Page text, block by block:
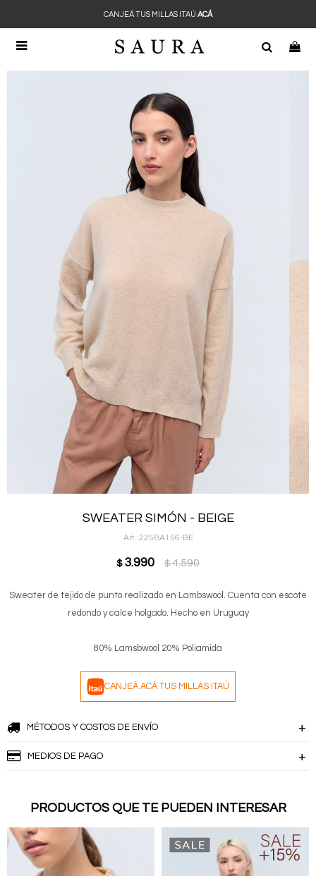

CANJEÁ TUS MILLAS ITAÚ ACÁ
SWEATER SIMÓN - BEIGE
225BA156-BE
$ 3.990 $ 4.590
Sweater de tejido de punto realizado en Lambswool. Cuenta con escote
redondo y calce holgado. Hecho en Uruguay
80% Lamsbwool 20% Poliamida
CANJEÁ ACÁ TUS MILLAS ITAÚ
MÉTODOS Y COSTOS DE ENVÍO
MEDIOS DE PAGO
PRODUCTOS QUE TE PUEDEN INTERESAR